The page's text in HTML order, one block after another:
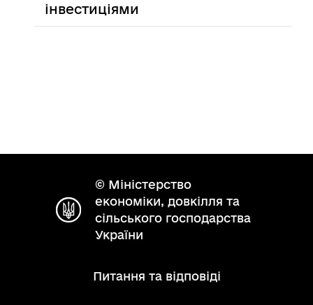
інвестиціями
© Міністерство
економіки, довкілля та
сільського господарства
України
Питання та відповіді